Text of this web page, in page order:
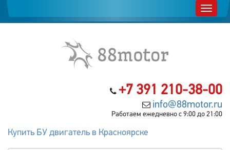
+7 391 210-38-00
info@88motor.ru
Работаем ежедневно с 9:00 до 21:00
Купить БУ двигатель в Красноярске